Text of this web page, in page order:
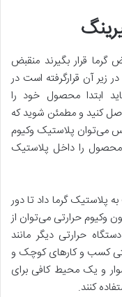
گرما قرار بگیرند منقبض
آن قرار‌گرفته است در
ابتدا محصول خود را
کنید و مطمئن شوید که
می‌توان پلاستیک وکیوم
محصول را داخل پلاستیک
گرما داد تا دور
وکیوم حرارتی می‌توان از
حرارتی دیگر مانند
کسب و کار‌های کوچک و
و یک محیط کافی برای
کنند.